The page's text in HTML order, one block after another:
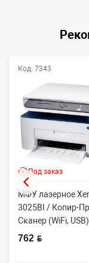
Код: 7343
Под заказ
МФУ лазерное
3025BI / Копир-
Сканер (WiFi, USB)
762 BYN